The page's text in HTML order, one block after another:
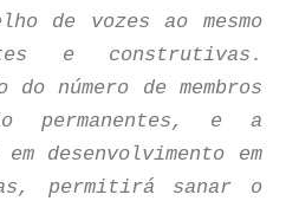
de vozes ao mesmo
e construtivas.
do número de membros
permanentes, e a
desenvolvimento em
permitirá sanar o